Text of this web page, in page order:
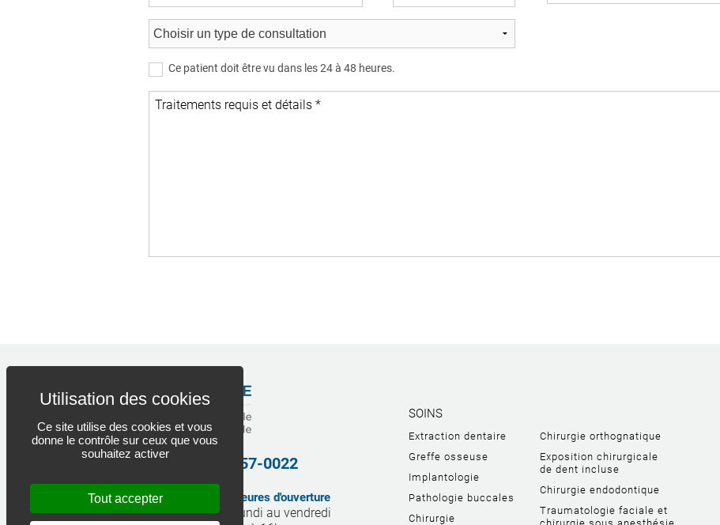
Ce site utilise des cookies et vous
donne le contrôle sur ceux que vous
souhaitez activer
Tout accepter
Ce patient doit être vu dans les 24 à 48 heures.
Traitements requis et détails *
1 844 872-0022 450 657-0022
82, rue Notre-Dame
Repentigny, QC
Heures d'ouverture
Lundi au vendredi
SOINS
Extraction dentaire
Greffe osseuse
Implantologie
Pathologie buccales
Chirurgie
Chirurgie orthognatique
Exposition chirurgicale
de dent incluse
Chirurgie endodontique
Traumatologie faciale et